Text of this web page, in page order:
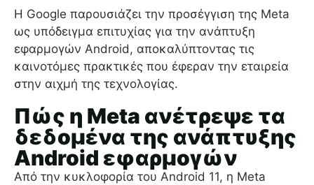
Η Google παρουσιάζει την προσέγγιση της Meta
ως υπόδειγμα επιτυχίας για την ανάπτυξη
εφαρμογών Android, αποκαλύπτοντας τις
καινοτόμες πρακτικές που έφεραν την εταιρεία
στην αιχμή της τεχνολογίας.
Πώς η Meta ανέτρεψε τα
δεδομένα της ανάπτυξης
Android εφαρμογών
Από την κυκλοφορία του Android 11, η Meta